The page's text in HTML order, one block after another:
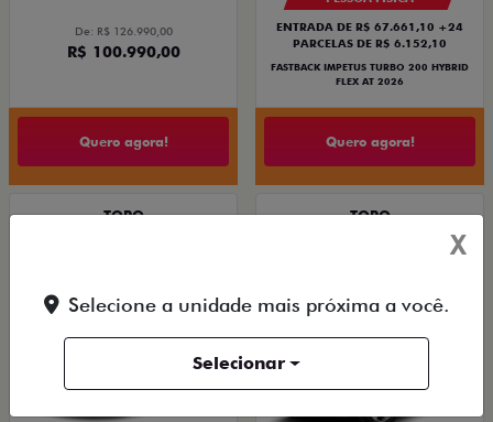
De: R$ 126.990,00
R$ 100.990,00
Quero agora!
ENTRADA DE R$ 67.661,10 +24
PARCELAS DE R$ 6.152,10
FASTBACK IMPETUS TURBO 200 HYBRID
FLEX AT 2026
Quero agora!
TORO TORO
TORO VOLCANO MHEV FLEX T270 AT6
X
Selecione a unidade mais próxima a você.
Selecionar